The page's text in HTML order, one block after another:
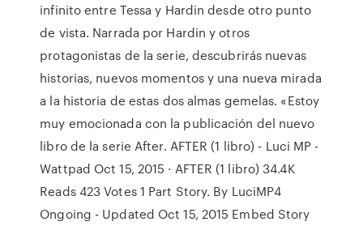
infinito entre Tessa y Hardin desde otro punto
de vista. Narrada por Hardin y otros
protagonistas de la serie, descubrirás nuevas
historias, nuevos momentos y una nueva mirada
a la historia de estas dos almas gemelas. «Estoy
muy emocionada con la publicación del nuevo
libro de la serie After. AFTER (1 libro) - Luci MP -
Wattpad Oct 15, 2015 · AFTER (1 libro) 34.4K
Reads 423 Votes 1 Part Story. By LuciMP4
Ongoing - Updated Oct 15, 2015 Embed Story